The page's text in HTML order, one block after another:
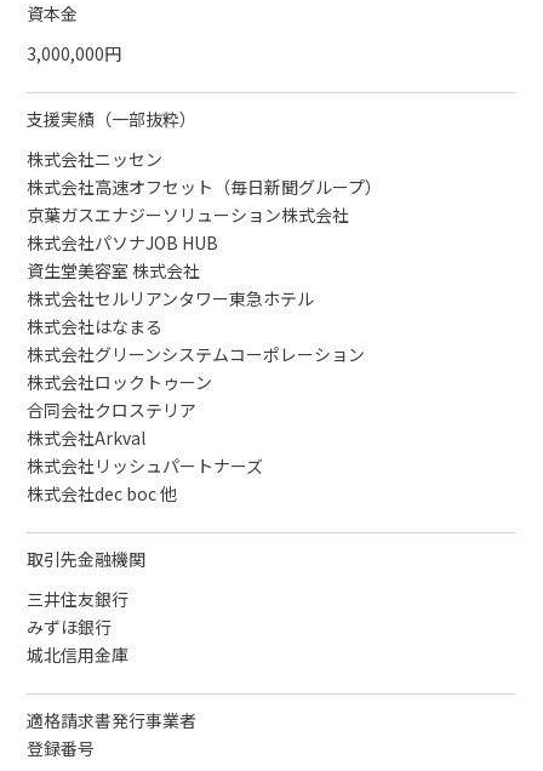
資本金
3,000,000円
支援実績（一部抜粋）
株式会社ニッセン
株式会社高速オフセット（毎日新聞グループ）
京葉ガスエナジーソリューション株式会社
株式会社パソナJOB HUB
資生堂美容室 株式会社
株式会社セルリアンタワー東急ホテル
株式会社はなまる
株式会社グリーンシステムコーポレーション
株式会社ロックトゥーン
合同会社クロステリア
株式会社Arkval
株式会社リッシュパートナーズ
株式会社dec boc 他
取引先金融機関
三井住友銀行
みずほ銀行
城北信用金庫
適格請求書発行事業者
登録番号